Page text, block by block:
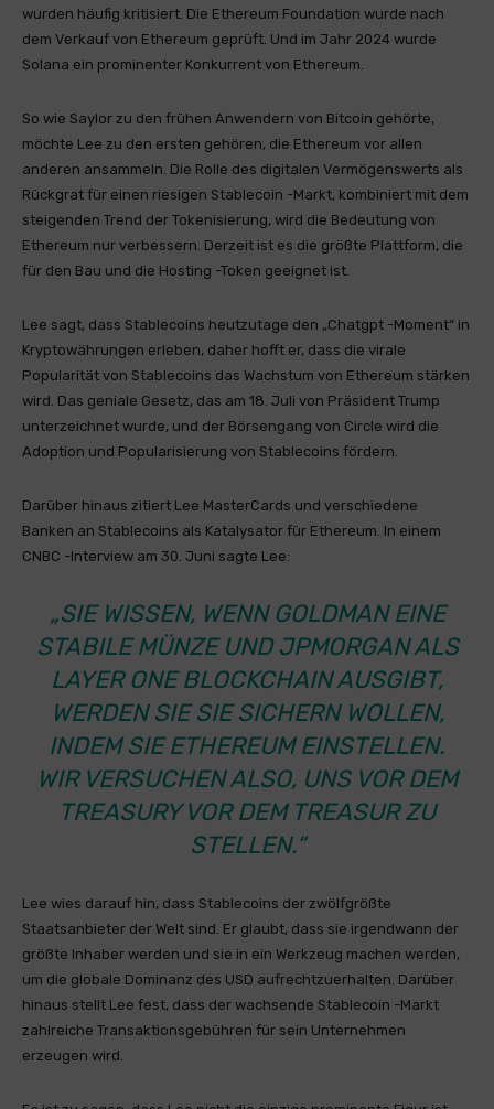
wurden häufig kritisiert. Die Ethereum Foundation wurde nach
dem Verkauf von Ethereum geprüft. Und im Jahr 2024 wurde
Solana ein prominenter Konkurrent von Ethereum.
So wie Saylor zu den frühen Anwendern von Bitcoin gehörte,
möchte Lee zu den ersten gehören, die Ethereum vor allen
anderen ansammeln. Die Rolle des digitalen Vermögenswerts als
Rückgrat für einen riesigen Stablecoin -Markt, kombiniert mit dem
steigenden Trend der Tokenisierung, wird die Bedeutung von
Ethereum nur verbessern. Derzeit ist es die größte Plattform, die
für den Bau und die Hosting -Token geeignet ist.
Lee sagt, dass Stablecoins heutzutage den „Chatgpt -Moment“ in
Kryptowährungen erleben, daher hofft er, dass die virale
Popularität von Stablecoins das Wachstum von Ethereum stärken
wird. Das geniale Gesetz, das am 18. Juli von Präsident Trump
unterzeichnet wurde, und der Börsengang von Circle wird die
Adoption und Popularisierung von Stablecoins fördern.
Darüber hinaus zitiert Lee MasterCards und verschiedene
Banken an Stablecoins als Katalysator für Ethereum. In einem
CNBC -Interview am 30. Juni sagte Lee:
„SIE WISSEN, WENN GOLDMAN EINE
STABILE MÜNZE UND JPMORGAN ALS
LAYER ONE BLOCKCHAIN AUSGIBT,
WERDEN SIE SIE SICHERN WOLLEN,
INDEM SIE ETHEREUM EINSTELLEN.
WIR VERSUCHEN ALSO, UNS VOR DEM
TREASURY VOR DEM TREASUR ZU
STELLEN.“
Lee wies darauf hin, dass Stablecoins der zwölfgrößte
Staatsanbieter der Welt sind. Er glaubt, dass sie irgendwann der
größte Inhaber werden und sie in ein Werkzeug machen werden,
um die globale Dominanz des USD aufrechtzuerhalten. Darüber
hinaus stellt Lee fest, dass der wachsende Stablecoin -Markt
zahlreiche Transaktionsgebühren für sein Unternehmen
erzeugen wird.